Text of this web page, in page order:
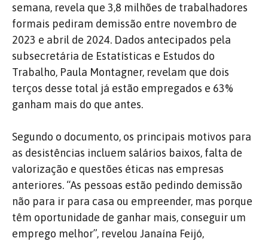
semana, revela que 3,8 milhões de trabalhadores
formais pediram demissão entre novembro de
2023 e abril de 2024. Dados antecipados pela
subsecretária de Estatísticas e Estudos do
Trabalho, Paula Montagner, revelam que dois
terços desse total já estão empregados e 63%
ganham mais do que antes.
Segundo o documento, os principais motivos para
as desistências incluem salários baixos, falta de
valorização e questões éticas nas empresas
anteriores. “As pessoas estão pedindo demissão
não para ir para casa ou empreender, mas porque
têm oportunidade de ganhar mais, conseguir um
emprego melhor”, revelou Janaína Feijó,